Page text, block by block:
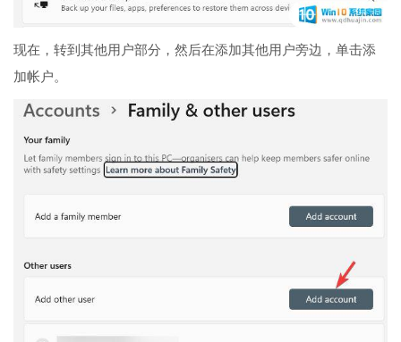
现在，转到其他用户部分，然后在添加其他用户旁边，单击添
加帐户。